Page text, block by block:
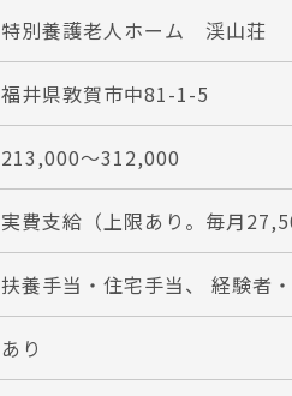
特別養護老人ホーム 渓山荘
福井県敦賀市中81-1-5
213,000～312,000
実費支給（上限あり。毎月
扶養手当・住宅手当、 経験者
あり